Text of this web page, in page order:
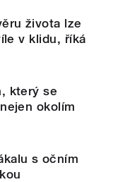
života lze
v klidu, říká
který se
okolím
s očním